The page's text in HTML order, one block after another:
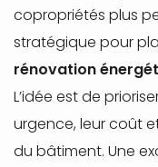
copropriétés plus
stratégique pour
rénovation
L’idée est de
urgence, leur coût
du bâtiment. Une